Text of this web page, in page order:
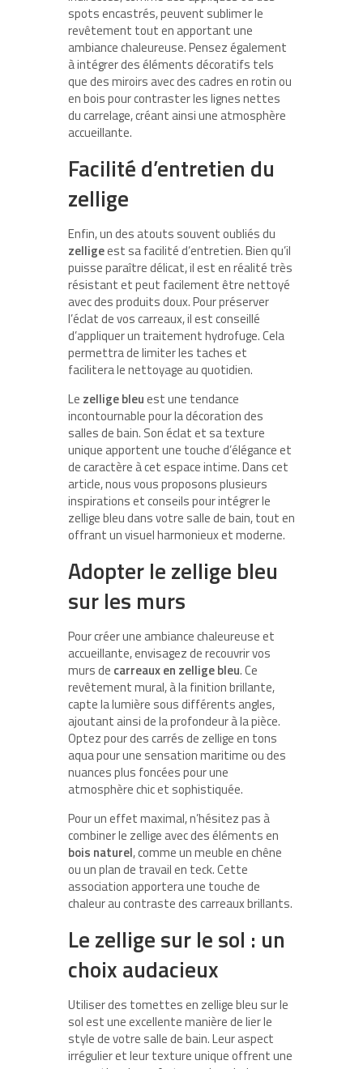
spots encastrés, peuvent sublimer le
revêtement tout en apportant une
ambiance chaleureuse. Pensez également
à intégrer des éléments décoratifs tels
que des miroirs avec des cadres en rotin ou
en bois pour contraster les lignes nettes
du carrelage, créant ainsi une atmosphère
accueillante.
Facilité d’entretien du
zellige
Enfin, un des atouts souvent oubliés du
zelligeest sa facilité d’entretien. Bien qu’il
puisse paraître délicat, il est en réalité très
résistant et peut facilement être nettoyé
avec des produits doux. Pour préserver
l’éclat de vos carreaux, il est conseillé
d’appliquer un traitement hydrofuge. Cela
permettra de limiter les taches et
facilitera le nettoyage au quotidien.
Le zellige bleuest une tendance
incontournable pour la décoration des
salles de bain. Son éclat et sa texture
unique apportent une touche d’élégance et
de caractère à cet espace intime. Dans cet
article, nous vous proposons plusieurs
inspirations et conseils pour intégrer le
zellige bleu dans votre salle de bain, tout en
offrant un visuel harmonieux et moderne.
Adopter le zellige bleu
sur les murs
Pour créer une ambiance chaleureuse et
accueillante, envisagez de recouvrir vos
murs de carreaux en zellige bleu. Ce
revêtement mural, à la finition brillante,
capte la lumière sous différents angles,
ajoutant ainsi de la profondeur à la pièce.
Optez pour des carrés de zellige en tons
aqua pour une sensation maritime ou des
nuances plus foncées pour une
atmosphère chic et sophistiquée.
Pour un effet maximal, n’hésitez pas à
combiner le zellige avec des éléments en
bois naturel, comme un meuble en chêne
ou un plan de travail en teck. Cette
association apportera une touche de
chaleur au contraste des carreaux brillants.
Le zellige sur le sol : un
choix audacieux
Utiliser des tomettes en zellige bleu sur le
sol est une excellente manière de lier le
style de votre salle de bain. Leur aspect
irrégulier et leur texture unique offrent une